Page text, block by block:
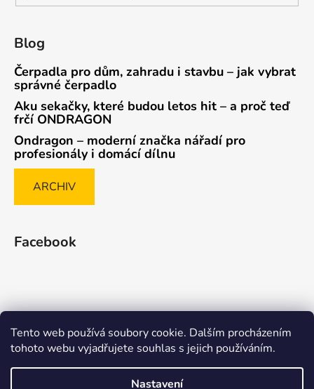
Tento web používá soubory cookie. Dalším procházením
tohoto webu vyjadřujete souhlas s jejich používáním.
Nastavení
Blog
Čerpadla pro dům, zahradu i stavbu – jak vybrat
správné čerpadlo
Aku sekačky, které budou letos hit – a proč teď
frčí ONDRAGON
Ondragon – moderní značka nářadí pro
profesionály i domácí dílnu
ARCHIV
Facebook
Způsob ověřování recenzí